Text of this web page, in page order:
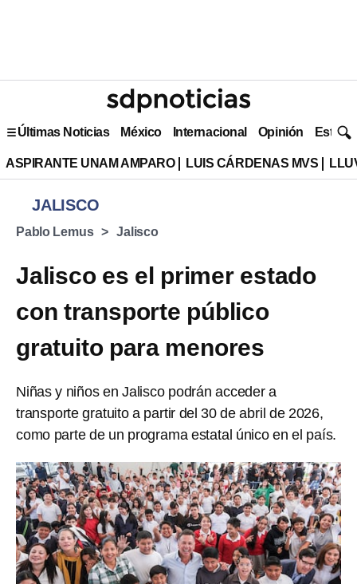
Últimas Noticias México Internacional Opinión Estilo
ASPIRANTE UNAM AMPARO LUIS CÁRDENAS MVS
JALISCO
Pablo Lemus Jalisco
Jalisco es el primer estado
con transporte público
gratuito para menores
Niñas y niños en Jalisco podrán acceder a
transporte gratuito a partir del 30 de abril de 2026,
como parte de un programa estatal único en el país.